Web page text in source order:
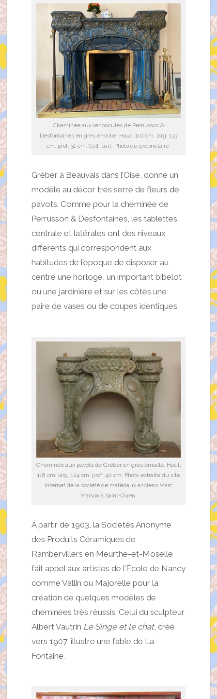
Cheminée aux renoncules de Perrusson &
Desfontaines en grès émaillé. Haut. 110 cm, larg. 133
cm, prof. 31 cm. Coll. part. Photo du propriétaire.
Gréber à Beauvais dans l’Oise, donne un
modèle au décor très serré de fleurs de
pavots. Comme pour la cheminée de
Perrusson & Desfontaines, les tablettes
centrale et latérales ont des niveaux
différents qui correspondent aux
habitudes de l’époque de disposer au
centre une horloge, un important bibelot
ou une jardinière et sur les côtés une
paire de vases ou de coupes identiques.
Cheminée aux pavots de Gréber en grès émaillé. Haut.
118 cm, larg. 124 cm, prof. 40 cm. Photo extraite du site
internet de la société de matériaux anciens Marc
Maison à Saint-Ouen.
À partir de 1903, la Sociétés Anonyme
des Produits Céramiques de
Rambervillers en Meurthe-et-Moselle
fait appel aux artistes de l’École de Nancy
comme Vallin ou Majorelle pour la
création de quelques modèles de
cheminées très réussis. Celui du sculpteur
Albert Vautrin Le Singe et le chat, créé
vers 1907, illustre une fable de La
Fontaine.